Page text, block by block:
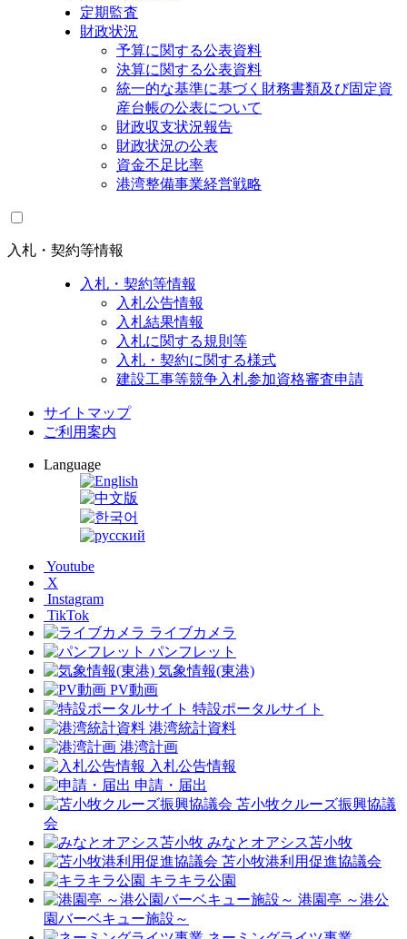
定期監査
財政状況
予算に関する公表資料
決算に関する公表資料
統一的な基準に基づく財務書類及び固定資
産台帳の公表について
財政収支状況報告
財政状況の公表
資金不足比率
港湾整備事業経営戦略
入札・契約等情報
入札・契約等情報
入札公告情報
入札結果情報
入札に関する規則等
入札・契約に関する様式
建設工事等競争入札参加資格審査申請
サイトマップ
ご利用案内
Language
Youtube
X
Instagram
TikTok
ライブカメラ
パンフレット
気象情報(東港)
PV動画
特設ポータルサイト
港湾統計資料
港湾計画
入札公告情報
申請・届出
苫小牧クルーズ振興協議
会
みなとオアシス苫小牧
苫小牧港利用促進協議会
キラキラ公園
港園亭 ～港公
園バーベキュー施設～